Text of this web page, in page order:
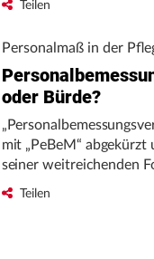
Teilen
Personalmaß in der
oder Bürde?
mit „PeBeM“
seiner weitreichenden
Teilen